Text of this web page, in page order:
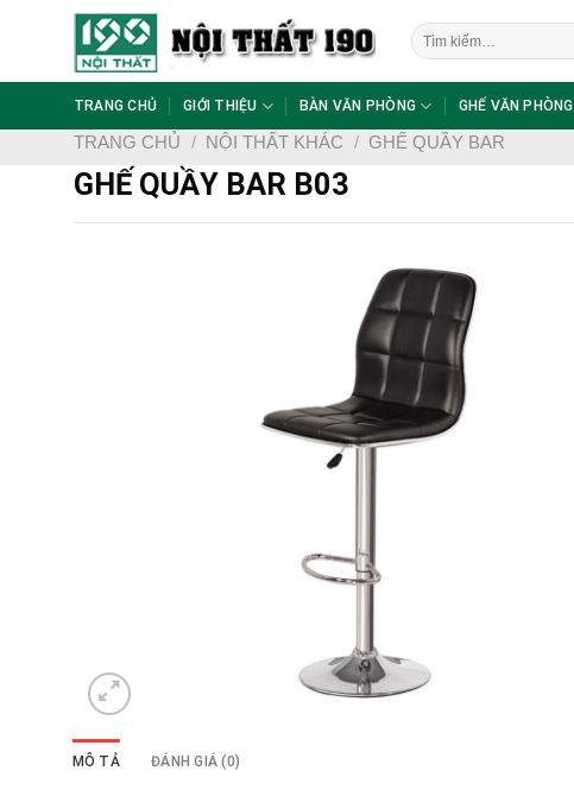
Tìm
kiếm:
TRANG CHỦ GIỚI THIỆU BÀN VĂN PHÒNG GHẾ VĂN PHÒNG
TRANG CHỦ / NỘI THẤT KHÁC / GHẾ QUẦY BAR
GHẾ QUẦY BAR B03
MÔ TẢ ĐÁNH GIÁ (0)